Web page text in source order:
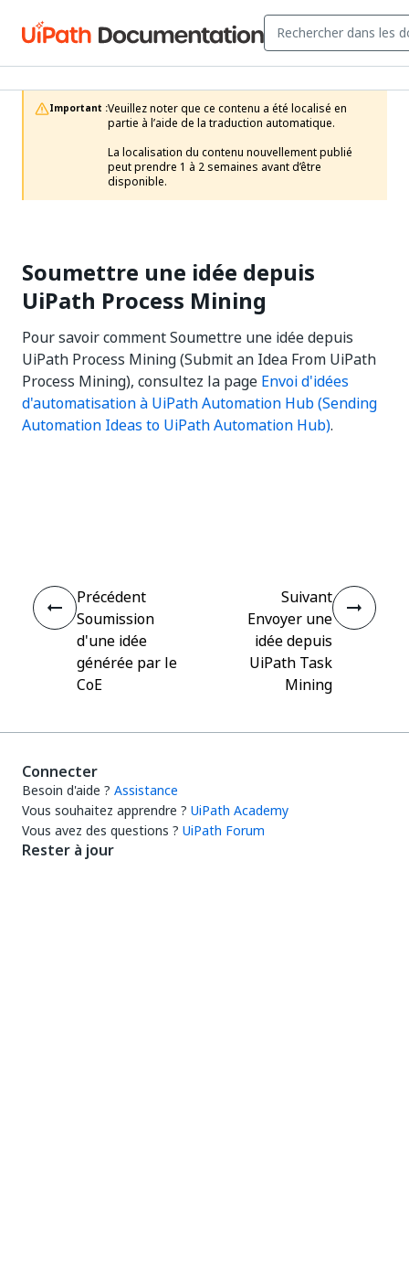
Important :Veuillez noter que ce contenu a été localisé en
partie à l’aide de la traduction automatique.
La localisation du contenu nouvellement publié
peut prendre 1 à 2 semaines avant d’être
disponible.
Soumettre une idée depuis
UiPath Process Mining
Pour savoir comment Soumettre une idée depuis
UiPath Process Mining (Submit an Idea From UiPath
Process Mining), consultez la page Envoi d'idées
d'automatisation à UiPath Automation Hub (Sending
Automation Ideas to UiPath Automation Hub).
Précédent
Soumission
d'une idée
générée par le
CoE
Suivant
Envoyer une
idée depuis
UiPath Task
Mining
Connecter
Besoin d'aide ? Assistance
Vous souhaitez apprendre ? UiPath Academy
Vous avez des questions ? UiPath Forum
Rester à jour